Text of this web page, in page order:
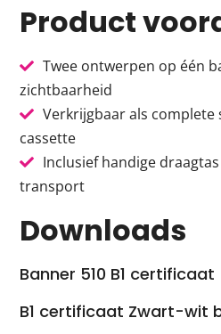
Product
Twee ontwerpen op één
zichtbaarheid
Verkrijgbaar als
cassette
Inclusief handige
transport
Downloads
Banner 510 B1 certificaat
B1 certificaat Zwart-wit